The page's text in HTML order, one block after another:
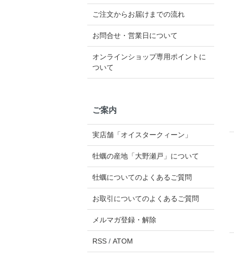
ご注文からお届けまでの流れ
お問合せ・営業日について
オンラインショップ専用ポイントに
ついて
ご案内
実店舗「オイスタークィーン」
牡蠣の産地「大野瀬戸」について
牡蠣についてのよくあるご質問
お取引についてのよくあるご質問
メルマガ登録・解除
RSS / ATOM